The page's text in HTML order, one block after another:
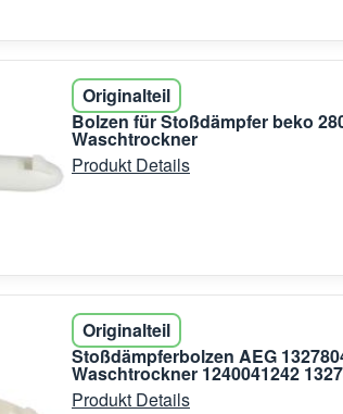
Originalteil
Bolzen für Stoßdämpfer beko
Waschtrockner
Produkt Details
Originalteil
Stoßdämpferbolzen AEG
Waschtrockner 1240041242
Produkt Details